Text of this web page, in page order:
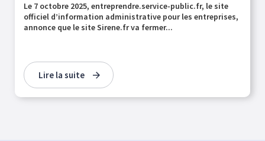
Le 7 octobre 2025, entreprendre.service-public.fr, le site
officiel d’information administrative pour les entreprises,
annonce que le site Sirene.fr va fermer...
Lire la suite